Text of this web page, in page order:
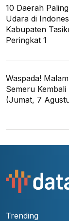
10 Daerah
Udara di
Kabupaten
Peringkat 1
Waspada!
Semeru Kembali
(Jumat, 7
Trending